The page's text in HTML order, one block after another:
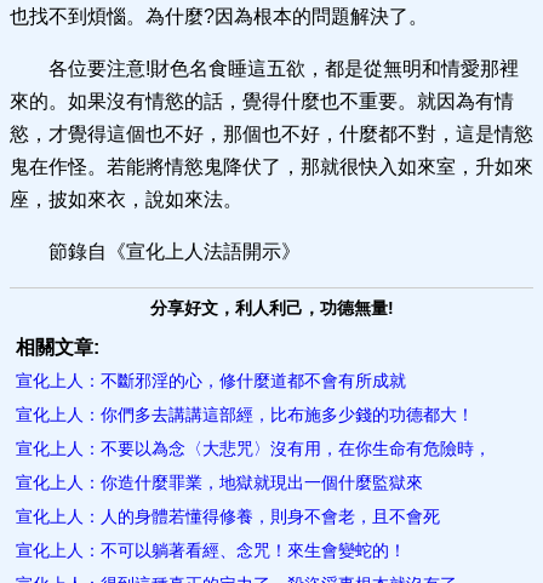
也找不到煩惱。為什麼?因為根本的問題解決了。
各位要注意!財色名食睡這五欲，都是從無明和情愛那裡
來的。如果沒有情慾的話，覺得什麼也不重要。就因為有情
慾，才覺得這個也不好，那個也不好，什麼都不對，這是情慾
鬼在作怪。若能將情慾鬼降伏了，那就很快入如來室，升如來
座，披如來衣，說如來法。
節錄自《宣化上人法語開示》
分享好文，利人利己，功德無量!
相關文章:
宣化上人：不斷邪淫的心，修什麼道都不會有所成就
宣化上人：你們多去講講這部經，比布施多少錢的功德都大！
宣化上人：不要以為念〈大悲咒〉沒有用，在你生命有危險時，
宣化上人：你造什麼罪業，地獄就現出一個什麼監獄來
宣化上人：人的身體若懂得修養，則身不會老，且不會死
宣化上人：不可以躺著看經、念咒！來生會變蛇的！